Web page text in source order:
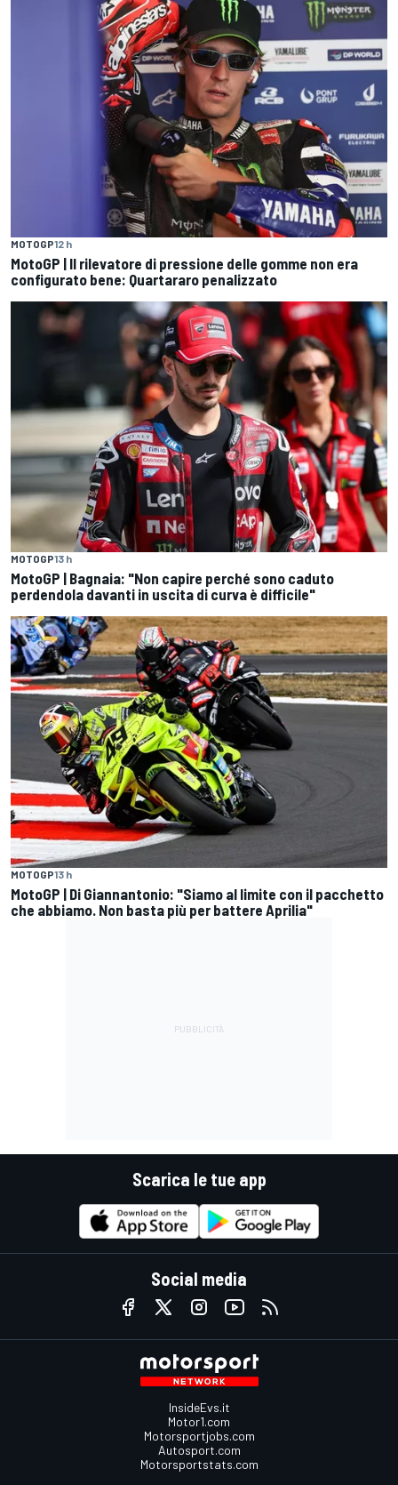
MOTOGP12 h
MotoGP | Il rilevatore di pressione delle gomme non era
configurato bene: Quartararo penalizzato
MOTOGP13 h
MotoGP | Bagnaia: "Non capire perché sono caduto
perdendola davanti in uscita di curva è difficile"
MOTOGP13 h
MotoGP | Di Giannantonio: "Siamo al limite con il pacchetto
che abbiamo. Non basta più per battere Aprilia"
Scarica le tue app
Social media
InsideEvs.it
Motor1.com
Motorsportjobs.com
Autosport.com
Motorsportstats.com